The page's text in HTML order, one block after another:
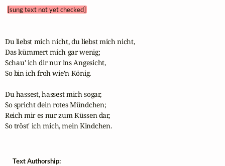
[sung text not yet checked]
Du liebst mich nicht, du liebst mich nicht,
Das kümmert mich gar wenig;
Schau' ich dir nur ins Angesicht,
So bin ich froh wie'n König.
Du hassest, hassest mich sogar,
So spricht dein rotes Mündchen;
Reich mir es nur zum Küssen dar,
So tröst' ich mich, mein Kindchen.
Text Authorship: